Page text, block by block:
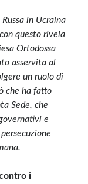
in Ucraina
questo rivela
Ortodossa
asservita al
un ruolo di
che ha fatto
Sede, che
e
i